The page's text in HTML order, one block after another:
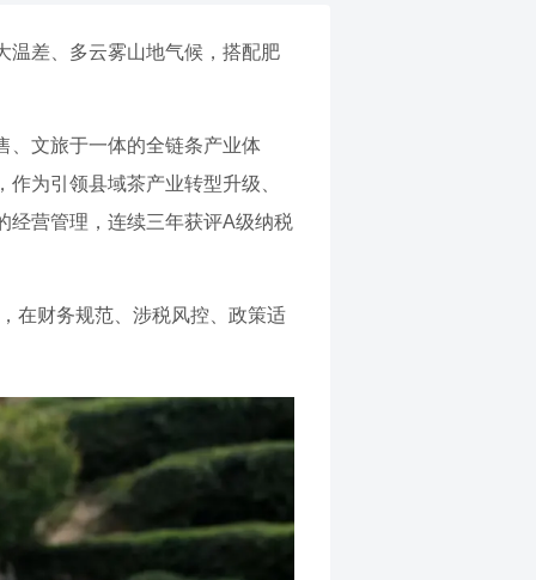
温差、多云雾山地气候，搭配肥
、文旅于一体的全链条产业体
为引领县域茶产业转型升级、
经营管理，连续三年获评A级纳税
在财务规范、涉税风控、政策适